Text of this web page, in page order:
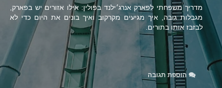
מדריך משפחתי לפארק אנרג׳ילנד בפולין: אילו אזורים יש בפארק,
מגבלות גובה, איך מגיעים מקרקוב ואיך בונים את היום כדי לא
לבזבז אותו בתורים.
הוספת תגובה